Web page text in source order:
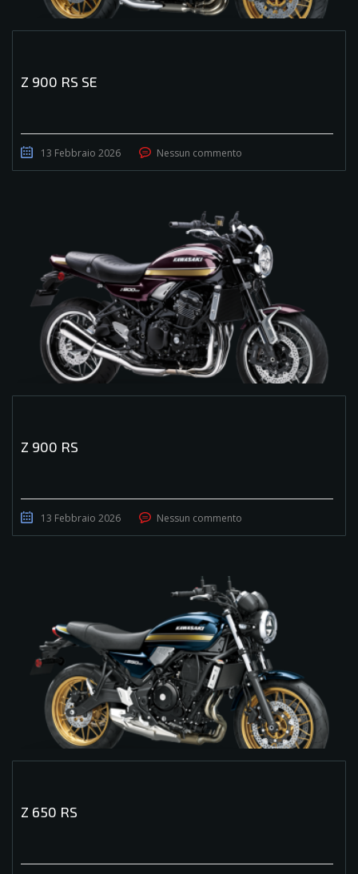
Z 900 RS SE
13 Febbraio 2026 Nessun commento
Z 900 RS
13 Febbraio 2026 Nessun commento
Z 650 RS